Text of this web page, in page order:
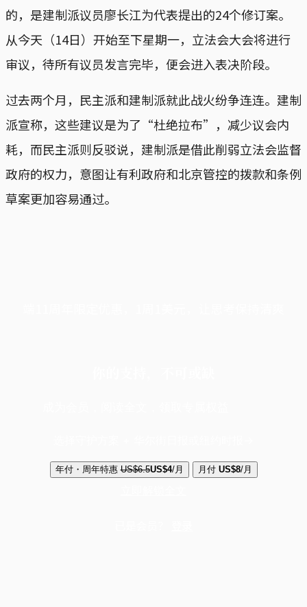
的，是建制派议员廖长江为代表提出的24个修订案。
从今天（14日）开始至下星期一，立法会大会将进行
审议，待所有议员发言完毕，便会进入表决阶段。
过去两个月，民主派和建制派就此战火纷争连连。建制
派宣称，这些建议是为了“杜绝拉布”，减少议会内
耗，而民主派则反驳说，建制派是借此削弱立法会监督
政府的权力，意图让有利政府和北京管控的拨款和条例
草案更加容易通过。
年付・周年特惠 US$6.5US$4/月 月付 US$8/月